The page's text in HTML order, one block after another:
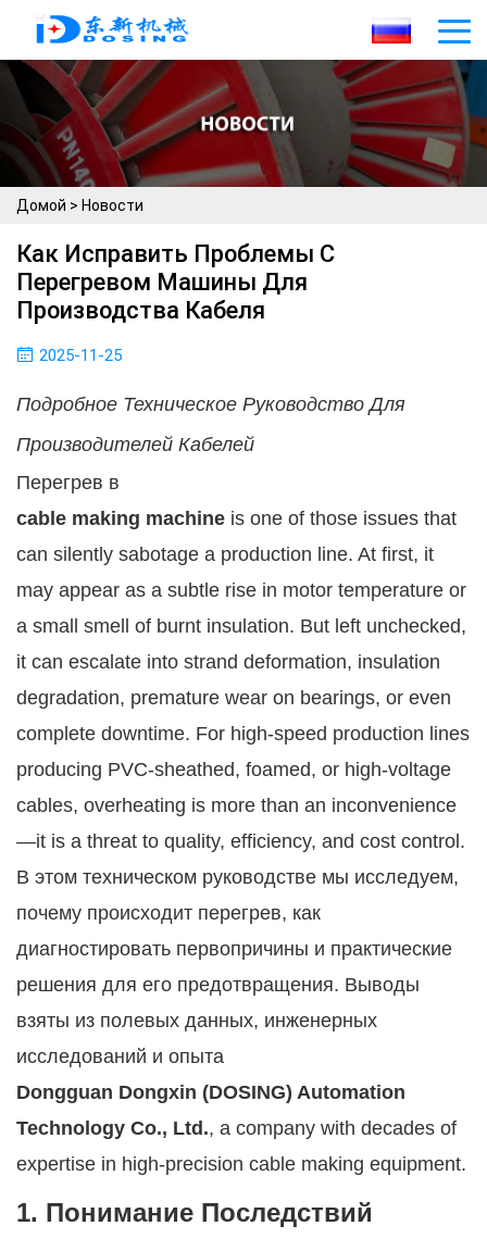
Домой > Новости
Как Исправить Проблемы С
Перегревом Машины Для
Производства Кабеля
2025-11-25
Подробное Техническое Руководство Для
Производителей Кабелей
Перегрев в
cable making machine is one of those issues that
can silently sabotage a production line. At first, it
may appear as a subtle rise in motor temperature or
a small smell of burnt insulation. But left unchecked,
it can escalate into strand deformation, insulation
degradation, premature wear on bearings, or even
complete downtime. For high-speed production lines
producing PVC-sheathed, foamed, or high-voltage
cables, overheating is more than an inconvenience
—it is a threat to quality, efficiency, and cost control.
В этом техническом руководстве мы исследуем,
почему происходит перегрев, как
диагностировать первопричины и практические
решения для его предотвращения. Выводы
взяты из полевых данных, инженерных
исследований и опыта
Dongguan Dongxin (DOSING) Automation
Technology Co., Ltd., a company with decades of
expertise in high-precision cable making equipment.
1. Понимание Последствий